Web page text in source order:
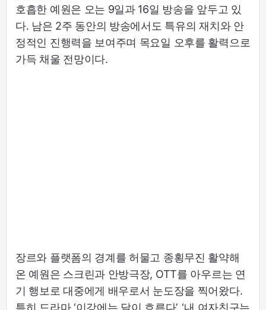
호흡한 예원은 오는 9일과 16일 방송을 앞두고 있
다. 남은 2주 동안의 방송에서도 특유의 재치와 안
정적인 진행력을 보여주며 목요일 오후를 활력으로
가득 채울 전망이다.
장르와 플랫폼의 경계를 허물고 종횡무진 활약해
온 예원은 스크린과 안방극장, OTT를 아우르는 연
기 행보로 대중에게 배우로서 눈도장을 찍어왔다.